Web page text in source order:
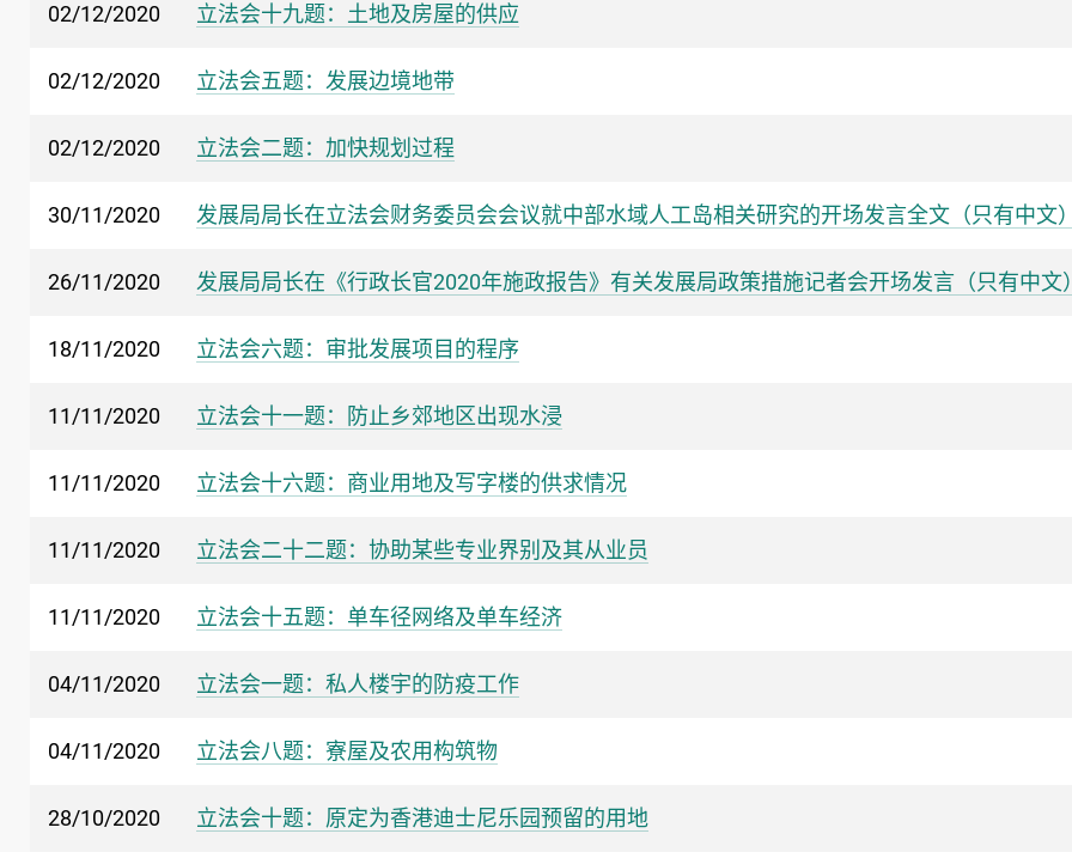
02/12/2020 立法会十九题：土地及房屋的供应
02/12/2020 立法会五题：发展边境地带
02/12/2020 立法会二题：加快规划过程
30/11/2020 发展局局长在立法会财务委员会会议就中部水域人工岛相关研究的开场发言全文（只有中文
26/11/2020 发展局局长在《行政长官2020年施政报告》有关发展局政策措施记者会开场发言（只有中文
18/11/2020 立法会六题：审批发展项目的程序
11/11/2020 立法会十一题：防止乡郊地区出现水浸
11/11/2020 立法会十六题：商业用地及写字楼的供求情况
11/11/2020 立法会二十二题：协助某些专业界别及其从业员
11/11/2020 立法会十五题：单车径网络及单车经济
04/11/2020 立法会一题：私人楼宇的防疫工作
04/11/2020 立法会八题：寮屋及农用构筑物
28/10/2020 立法会十题：原定为香港迪士尼乐园预留的用地